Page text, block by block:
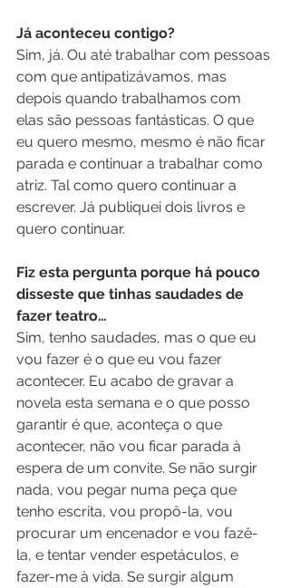
Já aconteceu contigo?
Sim, já. Ou até trabalhar com pessoas
com que antipatizávamos, mas
depois quando trabalhamos com
elas são pessoas fantásticas. O que
eu quero mesmo, mesmo é não ficar
parada e continuar a trabalhar como
atriz. Tal como quero continuar a
escrever. Já publiquei dois livros e
quero continuar.
Fiz esta pergunta porque há pouco
disseste que tinhas saudades de
fazer teatro…
Sim, tenho saudades, mas o que eu
vou fazer é o que eu vou fazer
acontecer. Eu acabo de gravar a
novela esta semana e o que posso
garantir é que, aconteça o que
acontecer, não vou ficar parada à
espera de um convite. Se não surgir
nada, vou pegar numa peça que
tenho escrita, vou propô-la, vou
procurar um encenador e vou fazê-
la, e tentar vender espetáculos, e
fazer-me à vida. Se surgir algum